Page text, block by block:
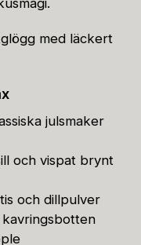
med läckert
julsmaker
och vispat brynt
och dillpulver
kavringsbotten